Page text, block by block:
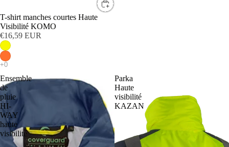
T-shirt manches courtes Haute
Visibilité KOMO
€16,59 EUR
Ensemble
de
pluie
HI-
WAY
haute
visibilité
Parka
Haute
visibilité
KAZAN